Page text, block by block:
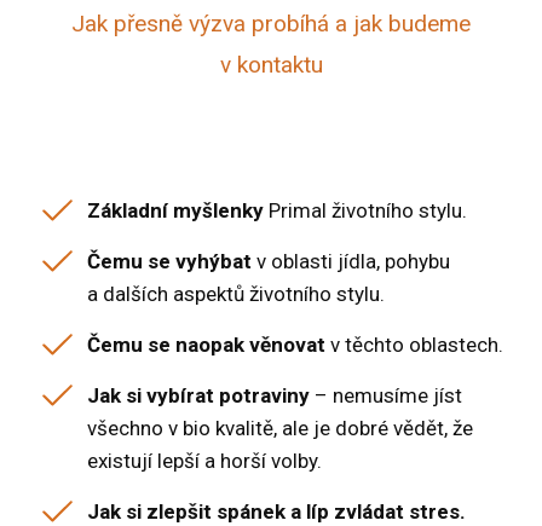
Jak přesně výzva probíhá a jak budeme
v kontaktu
Základní myšlenky Primal životního stylu.
Čemu se vyhýbat v oblasti jídla, pohybu
a dalších aspektů životního stylu.
Čemu se naopak věnovat v těchto oblastech.
Jak si vybírat potraviny – nemusíme jíst
všechno v bio kvalitě, ale je dobré vědět, že
existují lepší a horší volby.
Jak si zlepšit spánek a líp zvládat stres.